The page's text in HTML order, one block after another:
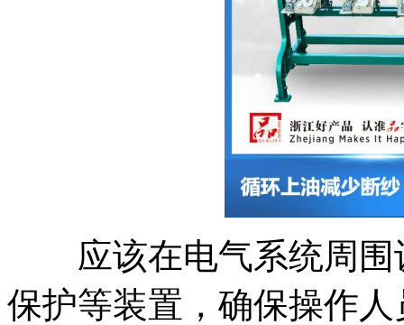
应该在电气系统周围
保护等装置，确保操作